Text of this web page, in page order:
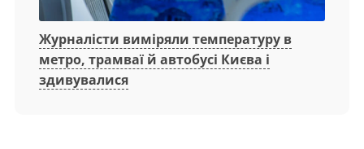
Журналісти виміряли температуру в
метро, трамваї й автобусі Києва і
здивувалися